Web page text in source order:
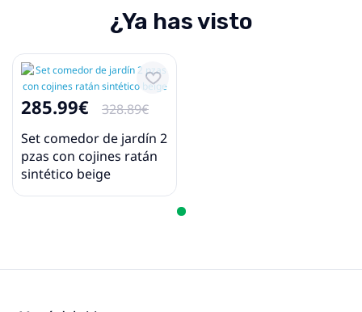
¿Ya has visto
285.99€
328.89€
Set comedor de jardín 2
pzas con cojines ratán
sintético beige